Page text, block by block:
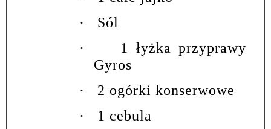
·
Sól
·
1 łyżka przyprawy
Gyros
·
2 ogórki konserwowe
·
1 cebula